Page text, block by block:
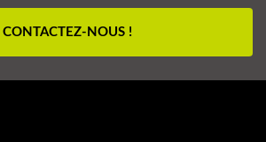
CONTACTEZ-NOUS !